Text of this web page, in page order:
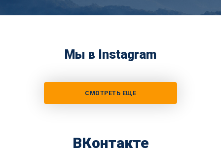
Мы в Instagram
СМОТРЕТЬ ЕЩЕ
ВКонтакте